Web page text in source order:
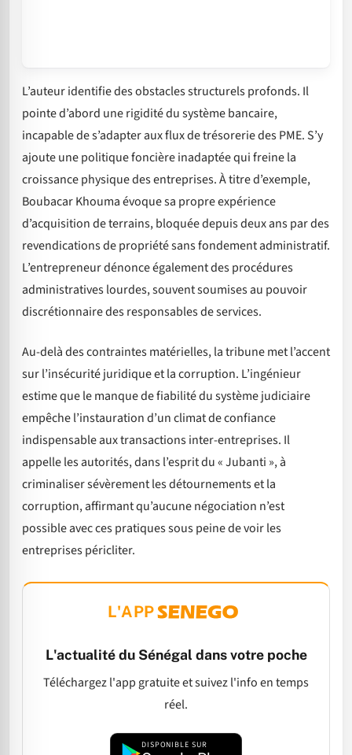
L’auteur identifie des obstacles structurels profonds. Il
pointe d’abord une rigidité du système bancaire,
incapable de s’adapter aux flux de trésorerie des PME. S’y
ajoute une politique foncière inadaptée qui freine la
croissance physique des entreprises. À titre d’exemple,
Boubacar Khouma évoque sa propre expérience
d’acquisition de terrains, bloquée depuis deux ans par des
revendications de propriété sans fondement administratif.
L’entrepreneur dénonce également des procédures
administratives lourdes, souvent soumises au pouvoir
discrétionnaire des responsables de services.
Au-delà des contraintes matérielles, la tribune met l’accent
sur l’insécurité juridique et la corruption. L’ingénieur
estime que le manque de fiabilité du système judiciaire
empêche l’instauration d’un climat de confiance
indispensable aux transactions inter-entreprises. Il
appelle les autorités, dans l’esprit du « Jubanti », à
criminaliser sévèrement les détournements et la
corruption, affirmant qu’aucune négociation n’est
possible avec ces pratiques sous peine de voir les
entreprises péricliter.
L'APP
L'actualité du Sénégal dans votre poche
Téléchargez l'app gratuite et suivez l'info en temps
réel.
DISPONIBLE SUR